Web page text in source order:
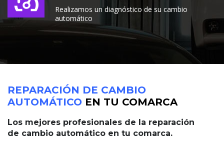
Realizamos un diagnóstico de su cambio
automático
REPARACIÓN DE CAMBIO
AUTOMÁTICO EN TU COMARCA
Los mejores profesionales de la reparación
de cambio automático en tu comarca.